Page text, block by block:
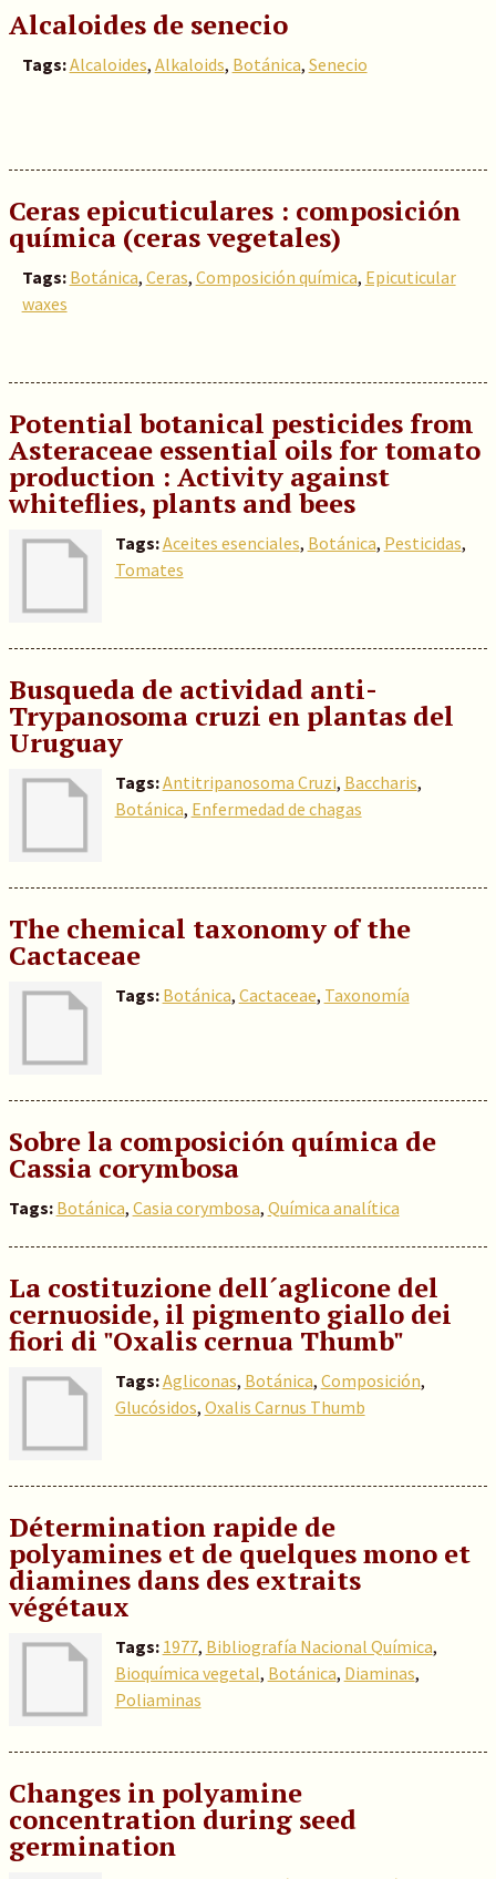
Alcaloides de senecio
Tags:Alcaloides, Alkaloids, Botánica, Senecio
Ceras epicuticulares : composición
química (ceras vegetales)
Tags: Botánica, Ceras, Composición química, Epicuticular
waxes
Potential botanical pesticides from
Asteraceae essential oils for tomato
production : Activity against
whiteflies, plants and bees
Tags:Aceites esenciales, Botánica, Pesticidas,
Tomates
Busqueda de actividad anti-
Trypanosoma cruzi en plantas del
Uruguay
Tags:Antitripanosoma Cruzi, Baccharis,
Botánica, Enfermedad de chagas
The chemical taxonomy of the
Cactaceae
Tags: Botánica, Cactaceae, Taxonomía
Sobre la composición química de
Cassia corymbosa
Tags: Botánica, Casia corymbosa, Química analítica
La costituzione dell´aglicone del
cernuoside, il pigmento giallo dei
fiori di "Oxalis cernua Thumb"
Tags:Agliconas, Botánica, Composición,
Glucósidos, Oxalis Carnus Thumb
Détermination rapide de
polyamines et de quelques mono et
diamines dans des extraits
végétaux
Tags: 1977, Bibliografía Nacional Química,
Bioquímica vegetal, Botánica, Diaminas,
Poliaminas
Changes in polyamine
concentration during seed
germination